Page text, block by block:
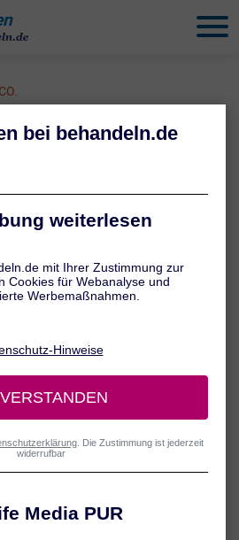
behandeln
Suche nach alternativen
Kopfschmerzen. Speziell die Hausmittel
stehen hoch im Kurs. Doch können
diese und weitere Hausmittel gegen
Kopfschmerzen: Ein